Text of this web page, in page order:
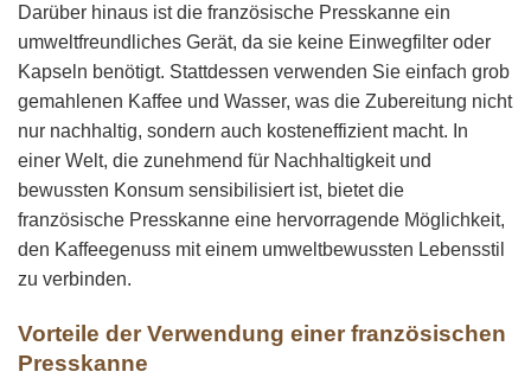
Darüber hinaus ist die französische Presskanne ein
umweltfreundliches Gerät, da sie keine Einwegfilter oder
Kapseln benötigt. Stattdessen verwenden Sie einfach grob
gemahlenen Kaffee und Wasser, was die Zubereitung nicht
nur nachhaltig, sondern auch kosteneffizient macht. In
einer Welt, die zunehmend für Nachhaltigkeit und
bewussten Konsum sensibilisiert ist, bietet die
französische Presskanne eine hervorragende Möglichkeit,
den Kaffeegenuss mit einem umweltbewussten Lebensstil
zu verbinden.
Vorteile der Verwendung einer französischen
Presskanne